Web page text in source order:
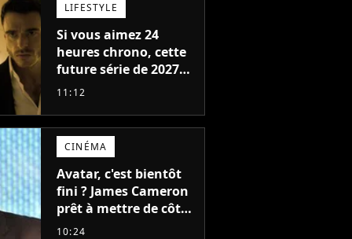
LIFESTYLE
Si vous aimez 24
heures chrono, cette
future série de 2027
va devenir votre
11:12
CINÉMA
Avatar, c'est bientôt
fini ? James Cameron
prêt à mettre de côté
sa saga de science-
10:24